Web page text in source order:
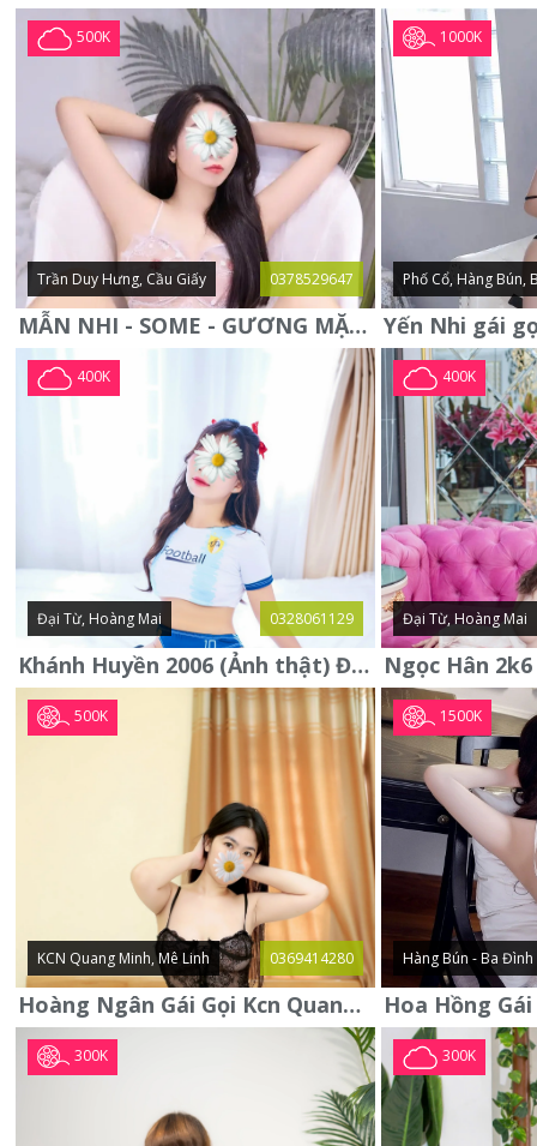
500K
Trần Duy Hưng, Cầu Giấy 0378529647
MẪN NHI - SOME - GƯƠNG MẶT XINH XẮN -CỰC CHIỀU KHÁCH
1000K
Phố Cổ, Hàng Bún,
400K
Đại Từ, Hoàng Mai 0328061129
Khánh Huyền 2006 (Ảnh thật) Đại từ - Hoàng Mai
400K
Đại Từ, Hoàng Mai
500K
KCN Quang Minh, Mê Linh 0369414280
Hoàng Ngân Gái Gọi Kcn Quang Minh - Mê Linh . Hàng Vip Lần Đầu
1500K
Hàng Bún - Ba Đình
300K 300K